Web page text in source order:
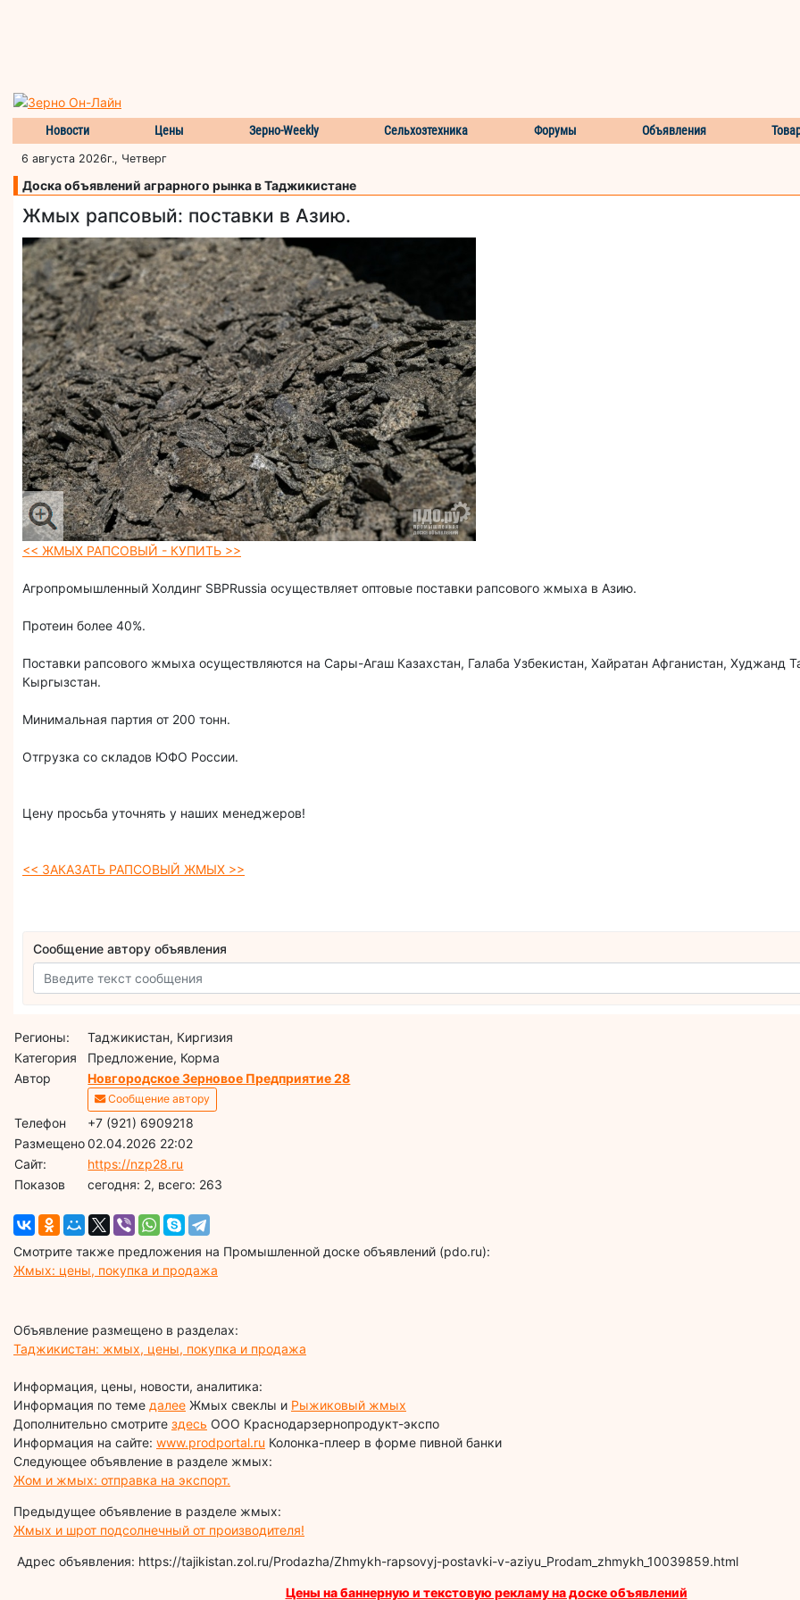
Новости Цены Зерно-Weekly Сельхозтехника Форумы Объявления
6 августа 2026г., Четверг
Доска объявлений аграрного рынка в Таджикистане
Жмых рапсовый: поставки в Азию.
<< ЖМЫХ РАПСОВЫЙ - КУПИТЬ >>
Агропромышленный Холдинг SBPRussia осуществляет оптовые поставки рапсового жмыха в Азию.
Протеин более 40%.
Поставки рапсового жмыха осуществляются на Сары-Агаш Казахстан, Галаба Узбекистан, Хайратан Афганистан, Худжанд
Кыргызстан.
Минимальная партия от 200 тонн.
Отгрузка со складов ЮФО России.
Цену просьба уточнять у наших менеджеров!
<< ЗАКАЗАТЬ РАПСОВЫЙ ЖМЫХ >>
Сообщение автору объявления
Регионы:
Таджикистан, Киргизия
Категория
Предложение, Корма
Автор
Новгородское Зерновое Предприятие 28
Сообщение автору
Телефон
+7 (921) 6909218
Размещено02.04.2026 22:02
Сайт:
https://nzp28.ru
Показов
cегодня: 2, всего: 263
Смотрите также предложения на Промышленной доске объявлений (pdo.ru):
Жмых: цены, покупка и продажа
Объявление размещено в разделах:
Таджикистан: жмых, цены, покупка и продажа
Информация, цены, новости, аналитика:
Информация по теме далее Жмых свеклы и Рыжиковый жмых
Дополнительно смотрите здесь ООО Краснодарзернопродукт-экспо
Информация на сайте: www.prodportal.ru Колонка-плеер в форме пивной банки
Следующее объявление в разделе жмых:
Жом и жмых: отправка на экспорт.
Предыдущее объявление в разделе жмых:
Жмых и шрот подсолнечный от производителя!
Адрес объявления: https://tajikistan.zol.ru/Prodazha/Zhmykh-rapsovyj-postavki-v-aziyu_Prodam_zhmykh_10039859.html
Цены на баннерную и текстовую рекламу на доске объявлений